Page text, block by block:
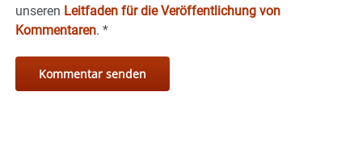
unseren Leitfaden für die Veröffentlichung von
Kommentaren. *